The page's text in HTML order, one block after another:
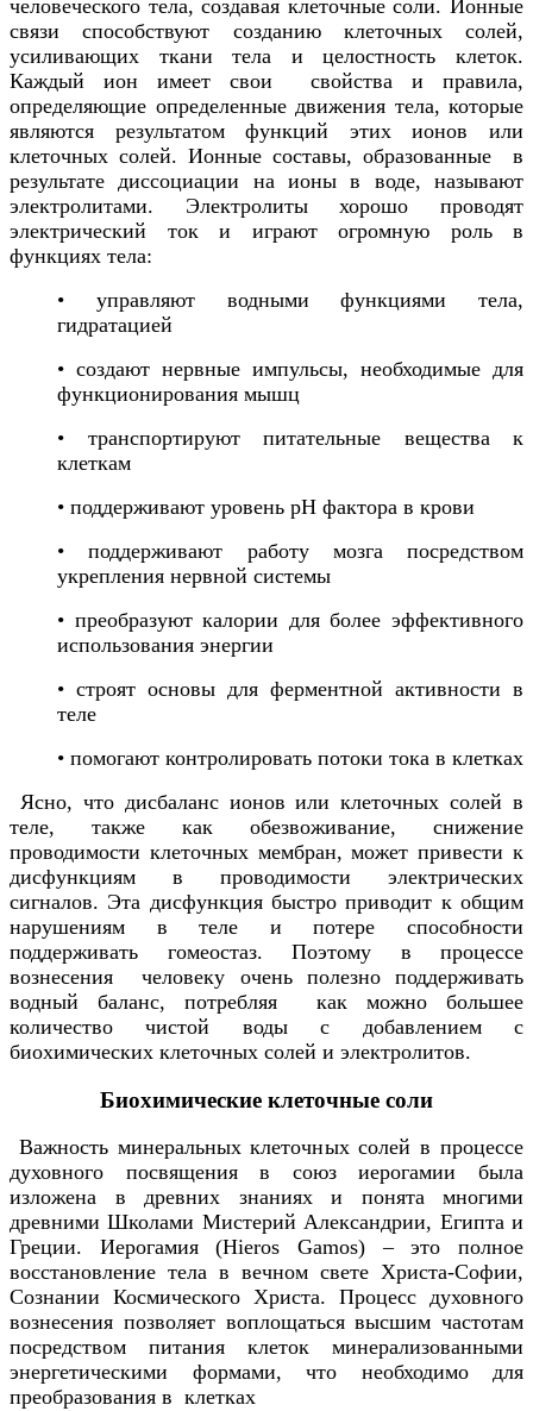
человеческого тела, создавая клеточные соли. Ионные
связи способствуют созданию клеточных солей,
усиливающих ткани тела и целостность клеток.
Каждый ион имеет свои свойства и правила,
определяющие определенные движения тела, которые
являются результатом функций этих ионов или
клеточных солей. Ионные составы, образованные в
результате диссоциации на ионы в воде, называют
электролитами. Электролиты хорошо проводят
электрический ток и играют огромную роль в
функциях тела:
• управляют водными функциями тела,
гидратацией
• создают нервные импульсы, необходимые для
функционирования мышц
• транспортируют питательные вещества к
клеткам
• поддерживают уровень pH фактора в крови
• поддерживают работу мозга посредством
укрепления нервной системы
• преобразуют калории для более эффективного
использования энергии
• строят основы для ферментной активности в
теле
• помогают контролировать потоки тока в клетках
Ясно, что дисбаланс ионов или клеточных солей в
теле, также как обезвоживание, снижение
проводимости клеточных мембран, может привести к
дисфункциям в проводимости электрических
сигналов. Эта дисфункция быстро приводит к общим
нарушениям в теле и потере способности
поддерживать гомеостаз. Поэтому в процессе
вознесения человеку очень полезно поддерживать
водный баланс, потребляя как можно большее
количество чистой воды с добавлением с
биохимических клеточных солей и электролитов.
Биохимические клеточные соли
Важность минеральных клеточных солей в процессе
духовного посвящения в союз иерогамии была
изложена в древних знаниях и понята многими
древними Школами Мистерий Александрии, Египта и
Греции. Иерогамия (Hieros Gamos) – это полное
восстановление тела в вечном свете Христа-Софии,
Сознании Космического Христа. Процесс духовного
вознесения позволяет воплощаться высшим частотам
посредством питания клеток минерализованными
энергетическими формами, что необходимо для
преобразования в клетках